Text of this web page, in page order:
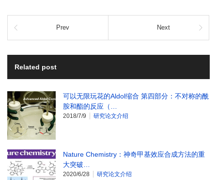
Prev Next
Related post
可以无限玩花的Aldol缩合 第四部分：不对称的酰
胺和酯的反应（…
2018/7/9 研究论文介绍
Nature Chemistry：神奇甲基效应合成方法的重
大突破…
2020/6/28 研究论文介绍